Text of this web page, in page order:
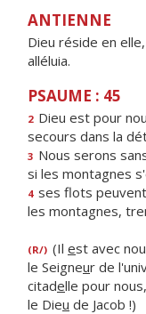
ANTIENNE
Dieu réside en
alléluia.
PSAUME : 45
2 Dieu est pour
secours dans la
3 Nous serons
si les montagnes
4 ses flots
les montagnes,
(R/) (Il est avec
le Seigneur de
citadelle pour nous,
le Dieu de Jacob !)